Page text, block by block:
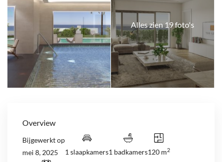
Alles zien 19 foto's
Overview
Bijgewerkt op
mei 8, 2025
1 slaapkamers1 badkamers120 m2